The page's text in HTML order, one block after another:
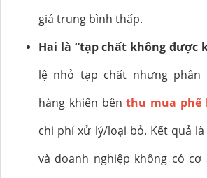
giá trung bình thấp.
Hai là “tạp chất không được
lệ nhỏ tạp chất nhưng
hàng khiến bênthu mua phế
chi phí xử lý/loại bỏ. Kết quả
và doanh nghiệp không có